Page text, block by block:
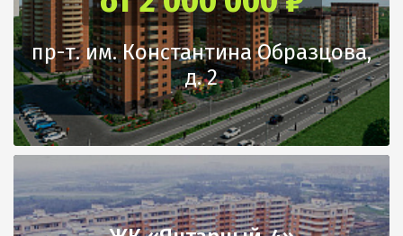
пр-т. им. Константина Образцова,
д. 2